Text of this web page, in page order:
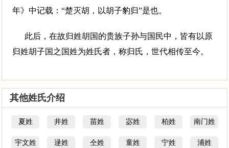
年》中记载：“楚灭胡，以胡子豹归”是也。
此后，在故归姓胡国的贵族子孙与国民中，皆有以原
归姓胡子国之国姓为姓氏者，称归氏，世代相传至今。
其他姓氏介绍
夏姓 井姓 苗姓 宓姓 柏姓 南门姓
宇文姓 逯姓 仝姓 童姓 宁姓 浦姓